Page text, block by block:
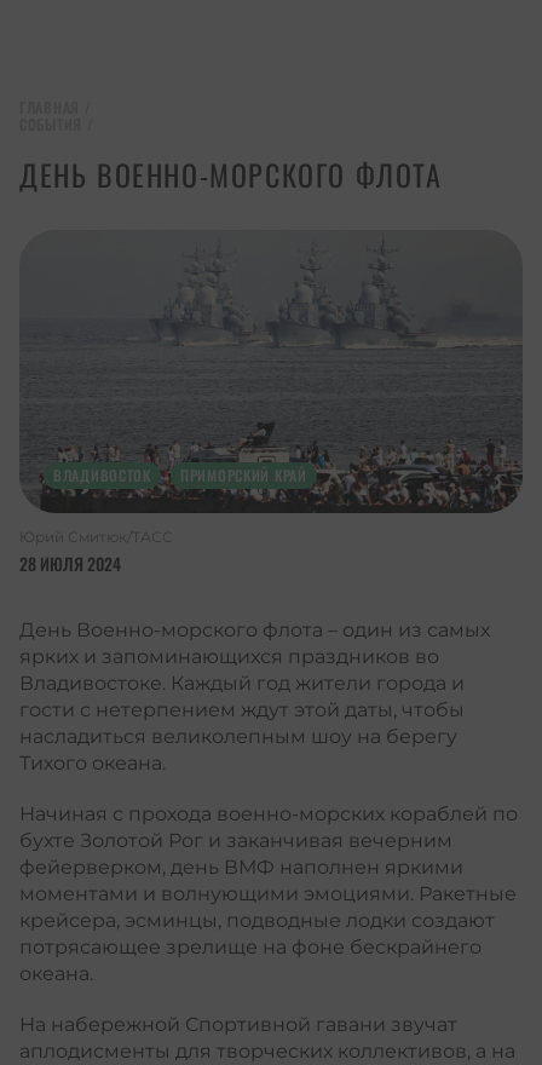
ДЕНЬ ВОЕННО-МОРСКОГО ФЛОТА
ВЛАДИВОСТОК ПРИМОРСКИЙ КРАЙ
28 ИЮЛЯ 2024
Юрий Смитюк/ТАСС
День Военно-морского флота – один из самых
ярких и запоминающихся праздников во
Владивостоке. Каждый год жители города и
гости с нетерпением ждут этой даты, чтобы
насладиться великолепным шоу на берегу
Тихого океана.
Начиная с прохода военно-морских кораблей по
бухте Золотой Рог и заканчивая вечерним
фейерверком, день ВМФ наполнен яркими
моментами и волнующими эмоциями. Ракетные
крейсера, эсминцы, подводные лодки создают
потрясающее зрелище на фоне бескрайнего
океана.
На набережной Спортивной гавани звучат
аплодисменты для творческих коллективов, а на